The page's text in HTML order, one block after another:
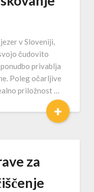
v Sloveniji,
čudovito
privablja
Poleg očarljive
priložnost …
+
za